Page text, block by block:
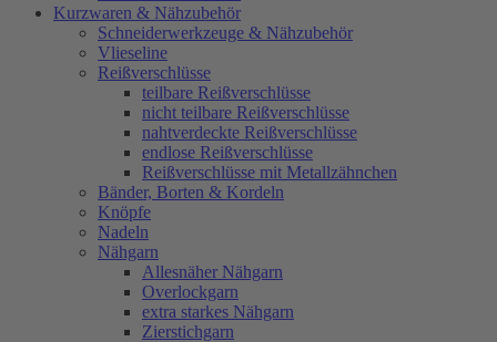
Kurzwaren & Nähzubehör
Schneiderwerkzeuge & Nähzubehör
Vlieseline
Reißverschlüsse
teilbare Reißverschlüsse
nicht teilbare Reißverschlüsse
nahtverdeckte Reißverschlüsse
endlose Reißverschlüsse
Reißverschlüsse mit Metallzähnchen
Bänder, Borten & Kordeln
Knöpfe
Nadeln
Nähgarn
Allesnäher Nähgarn
Overlockgarn
extra starkes Nähgarn
Zierstichgarn